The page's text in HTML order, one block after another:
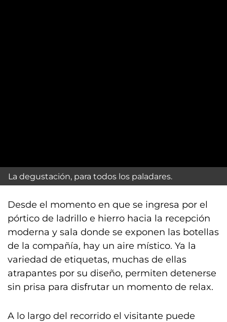
La degustación, para todos los paladares.
Desde el momento en que se ingresa por el
pórtico de ladrillo e hierro hacia la recepción
moderna y sala donde se exponen las botellas
de la compañía, hay un aire místico. Ya la
variedad de etiquetas, muchas de ellas
atrapantes por su diseño, permiten detenerse
sin prisa para disfrutar un momento de relax.
A lo largo del recorrido el visitante puede